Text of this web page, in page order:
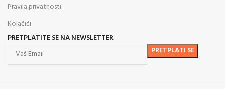
Pravila privatnosti
Kolačići
PRETPLATITE SE NA NEWSLETTER